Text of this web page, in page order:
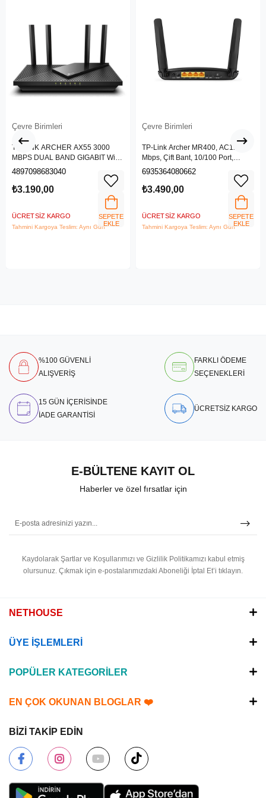
Çevre Birimleri
TP-LINK ARCHER AX55 3000
MBPS DUAL BAND GIGABIT Wi-Fi
6 ROUTER
4897098683040
₺3.190,00
ÜCRETSIZ KARGO
Tahmini Kargoya Teslim: Aynı Gün
SEPETE
EKLE
Çevre Birimleri
TP-Link Archer MR400, AC1200
Mbps, Çift Bant, 10/100 Port,
4G/3G SIM Yuvası, Kablosuz 4G
6935364080662
₺3.490,00
ÜCRETSIZ KARGO
Tahmini Kargoya Teslim: Aynı Gün
SEPETE
EKLE
%100 GÜVENLİ
ALIŞVERİŞ
FARKLI ÖDEME
SEÇENEKLERİ
15 GÜN İÇERİSİNDE
İADE GARANTİSİ
ÜCRETSİZ KARGO
E-BÜLTENE KAYIT OL
Haberler ve özel fırsatlar için
Kaydolarak Şartlar ve Koşullarımızı ve Gizlilik Politikamızı kabul etmiş
olursunuz. Çıkmak için e-postalarımızdaki Aboneliği İptal Et’i tıklayın.
NETHOUSE
ÜYE İŞLEMLERİ
POPÜLER KATEGORİLER
EN ÇOK OKUNAN BLOGLAR ❤️
BİZİ TAKİP EDİN